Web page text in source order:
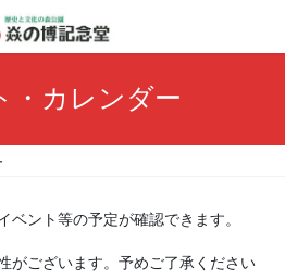
・カレンダー
ベント等の予定が確認できます。
がございます。予めご了承ください